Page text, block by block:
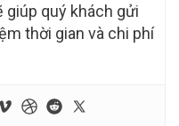
giúp quý khách gửi
thời gian và chi phí